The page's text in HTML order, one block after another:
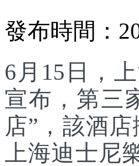
發布時間：
6月15日，
宣布，第三
店”，該酒
上海迪士尼